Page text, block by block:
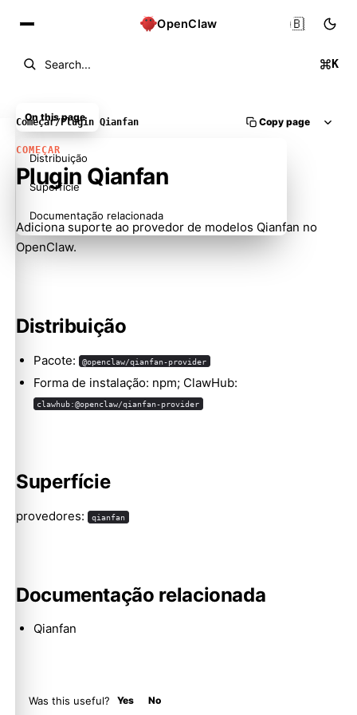
OpenClaw
Search... K
🇧🇷
Começar/Plugin Qianfan Copy page
COMEÇAR
Plugin Qianfan
Adiciona suporte ao provedor de modelos Qianfan no
OpenClaw.
Distribuição
Pacote: @openclaw/qianfan-provider
Forma de instalação: npm; ClawHub:
clawhub:@openclaw/qianfan-provider
Superfície
provedores: qianfan
Documentação relacionada
Qianfan
Was this useful? Yes No
On this page
Distribuição
Superfície
Documentação relacionada